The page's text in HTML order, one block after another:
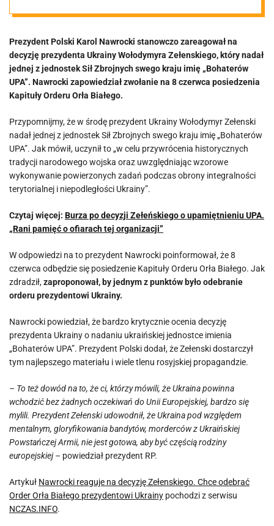
Chce odebrać
Order Orła
Białego
prezydentowi
Ukrainy
Prezydent Polski Karol Nawrocki stanowczo zareagował na
decyzję prezydenta Ukrainy Wołodymyra Zełenskiego, który nadał
jednej z jednostek Sił Zbrojnych swego kraju imię „Bohaterów
UPA”. Nawrocki zapowiedział zwołanie na 8 czerwca posiedzenia
Kapituły Orderu Orła Białego.
Przypomnijmy, że w środę prezydent Ukrainy Wołodymyr Zełenski
nadał jednej z jednostek Sił Zbrojnych swego kraju imię „Bohaterów
UPA”. Jak mówił, uczynił to „w celu przywrócenia historycznych
tradycji narodowego wojska oraz uwzględniając wzorowe
wykonywanie powierzonych zadań podczas obrony integralności
terytorialnej i niepodległości Ukrainy”.
Czytaj więcej: Burza po decyzji Zełeńskiego o upamiętnieniu UPA.
„Rani pamięć o ofiarach tej organizacji”
W odpowiedzi na to prezydent Nawrocki poinformował, że 8
czerwca odbędzie się posiedzenie Kapituły Orderu Orła Białego. Jak
zdradził,zaproponował, by jednym z punktów było odebranie
orderu prezydentowi Ukrainy.
Nawrocki powiedział, że bardzo krytycznie ocenia decyzję
prezydenta Ukrainy o nadaniu ukraińskiej jednostce imienia
„Bohaterów UPA”. Prezydent Polski dodał, że Zełenski dostarczył
tym najlepszego materiału i wiele tlenu rosyjskiej propagandzie.
– To też dowód na to, że ci, którzy mówili, że Ukraina powinna
wchodzić bez żadnych oczekiwań do Unii Europejskiej, bardzo się
mylili. Prezydent Zełenski udowodnił, że Ukraina pod względem
mentalnym, gloryfikowania bandytów, morderców z Ukraińskiej
Powstańczej Armii, nie jest gotowa, aby być częścią rodziny
europejskiej – powiedział prezydent RP.
Artykuł Nawrocki reaguje na decyzję Zełenskiego. Chce odebrać
Order Orła Białego prezydentowi Ukrainy pochodzi z serwisu
NCZAS.INFO.